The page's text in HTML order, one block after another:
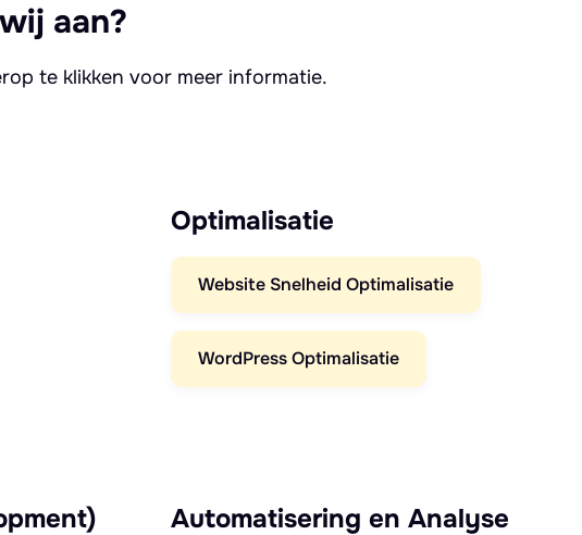
aan?
te klikken voor meer informatie.
Optimalisatie
Website Snelheid Optimalisatie
WordPress Optimalisatie
Automatisering en Analyse